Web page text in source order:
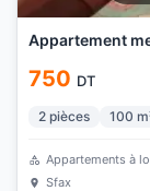
Appartement
750 DT
2 pièces 100
Appartements à
Sfax